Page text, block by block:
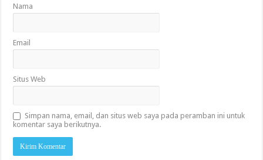
Nama
Email
Situs Web
Simpan nama, email, dan situs web saya pada peramban ini untuk
komentar saya berikutnya.